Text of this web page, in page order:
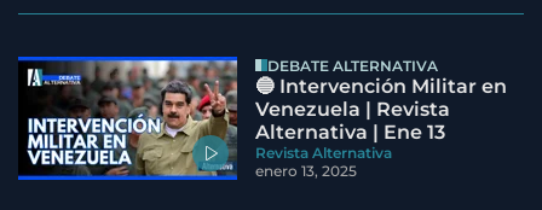
DEBATE ALTERNATIVA
🔵 Intervención Militar en
Venezuela | Revista
Alternativa | Ene 13
Revista Alternativa
enero 13, 2025